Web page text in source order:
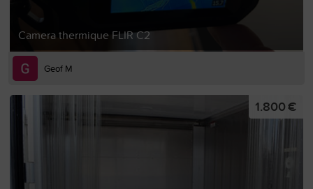
Camera thermique FLIR C2
Geof M
1.800 €